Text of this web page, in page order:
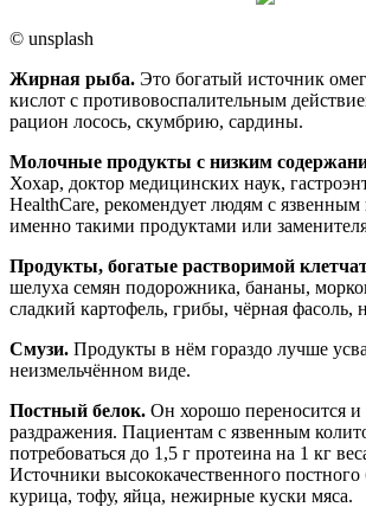
© unsplash
Жирная рыба. Это богатый источник
кислот с противовоспалительным
рацион лосось, скумбрию, сардины.
Молочные продукты с низким
Хохар, доктор медицинских наук,
HealthCare, рекомендует людям с язвенным
именно такими продуктами или
Продукты, богатые растворимой
шелуха семян подорожника, бананы,
сладкий картофель, грибы, чёрная фасоль,
Смузи. Продукты в нём гораздо лучше
неизмельчённом виде.
Постный белок. Он хорошо переносится и
раздражения. Пациентам с язвенным
потребоваться до 1,5 г протеина на 1 кг
Источники высококачественного постного
курица, тофу, яйца, нежирные куски мяса.